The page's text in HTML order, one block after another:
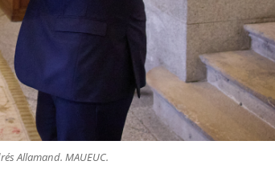
Allamand. MAUEUC.​